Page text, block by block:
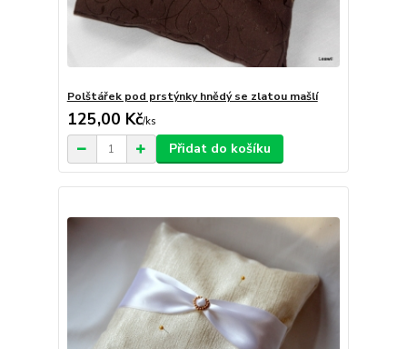
Polštářek pod prstýnky hnědý se zlatou mašlí
125,00 Kč/ks
Přidat do košíku